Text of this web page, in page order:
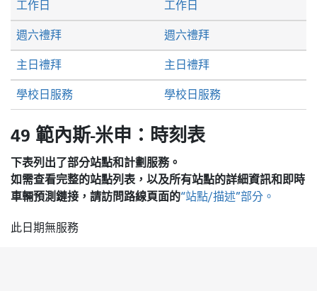
週六禮拜 週六禮拜
主日禮拜 主日禮拜
工作日 工作日
學校日服務 學校日服務
49 範內斯-米申：時刻表
下表列出了部分站點和計劃服務。
如需查看完整的站點列表，以及所有站點的詳細資訊和即時
車輛預測鏈接，請訪問路線頁面的“站點/描述”部分。
此日期無服務